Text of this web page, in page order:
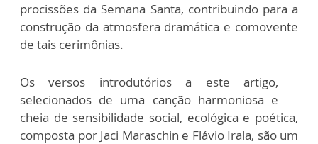
procissões da Semana Santa, contribuindo para a
construção da atmosfera dramática e comovente
de tais cerimônias.
Os versos introdutórios a este artigo,
selecionados de uma canção harmoniosa e
cheia de sensibilidade social, ecológica e poética,
composta por Jaci Maraschin e Flávio Irala, são um